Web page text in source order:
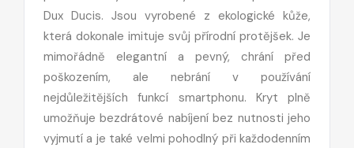
Dux Ducis. Jsou vyrobené z ekologické kůže,
která dokonale imituje svůj přírodní protějšek. Je
mimořádně elegantní a pevný, chrání před
poškozením, ale nebrání v používání
nejdůležitějších funkcí smartphonu. Kryt plně
umožňuje bezdrátové nabíjení bez nutnosti jeho
vyjmutí a je také velmi pohodlný při každodenním